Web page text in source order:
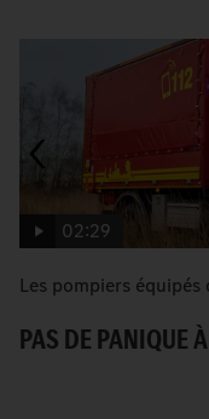
02:29
Les pompiers
PAS DE PANIQUE